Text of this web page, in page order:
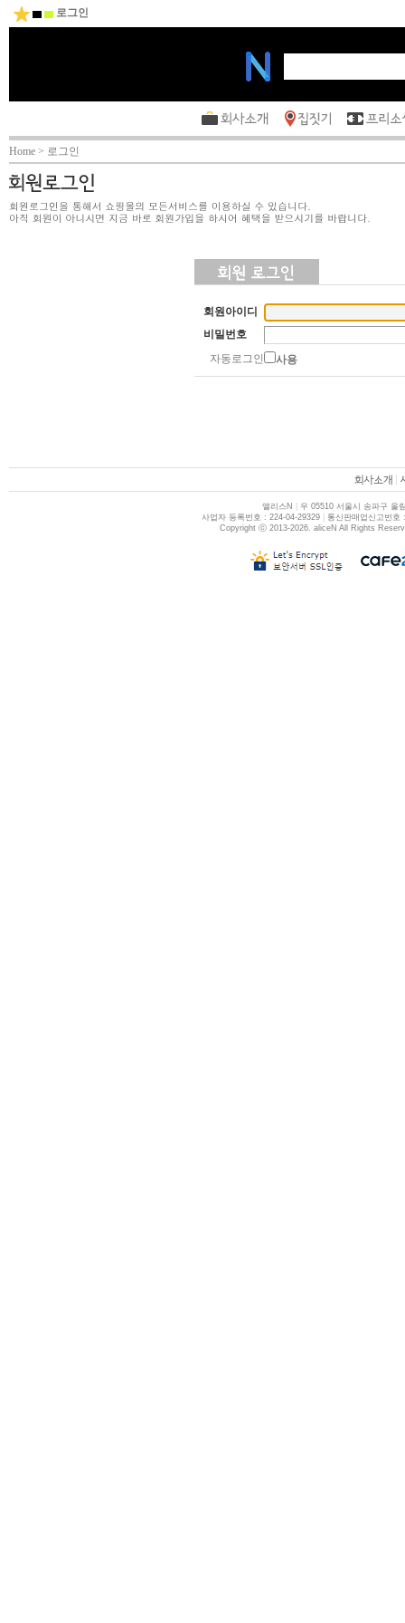
로그인
Home > 로그인
회원아이디
비밀번호
자동로그인
사용
앨리스N
우 05510 서울시 송파구 올
사업자 등록번호 : 224-04-29329
통신판매업신고번호
Copyright ⓒ 2013-2026. aliceN All Rights